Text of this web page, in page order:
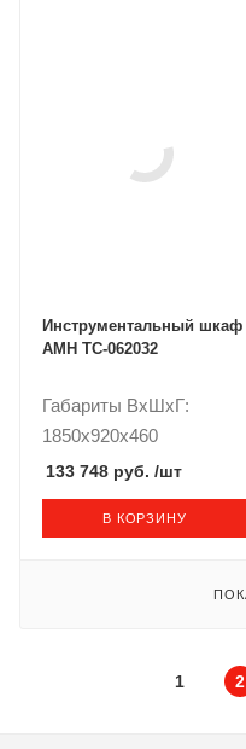
Инструментальный шкаф
AMH TC-062032
Габариты ВxШxГ:
1850x920x460
133 748 руб. /шт
В КОРЗИНУ
1 2